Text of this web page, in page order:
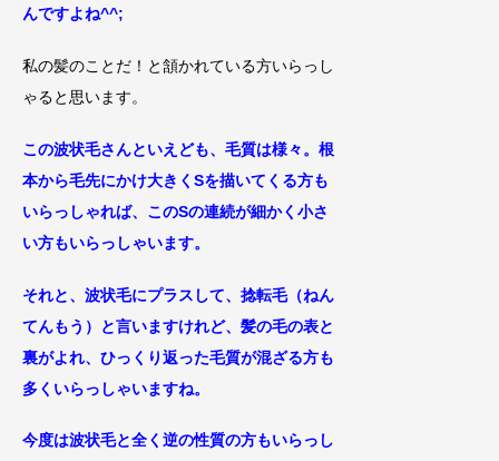
んですよね^^;
私の髪のことだ！と頷かれている方いらっし
ゃると思います。
この波状毛さんといえども、毛質は様々。 根
本から毛先にかけ大きくSを描いてくる方も
いらっしゃれば、このSの連続が細かく小さ
い方もいらっしゃいます。
それと、波状毛にプラスして、捻転毛（ねん
てんもう）と言いますけれど、髪の毛の表と
裏がよれ、ひっく り返った毛質が混ざる方も
多くいらっしゃいますね。
今度は波状毛と全く逆の性質の方もいらっし